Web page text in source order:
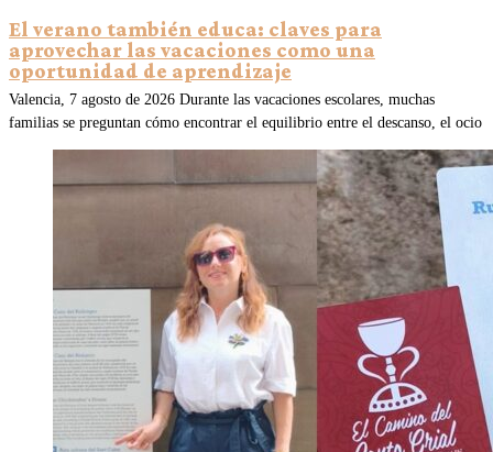
El verano también educa: claves para
aprovechar las vacaciones como una
oportunidad de aprendizaje
Valencia, 7 agosto de 2026 Durante las vacaciones escolares, muchas
familias se preguntan cómo encontrar el equilibrio entre el descanso, el ocio